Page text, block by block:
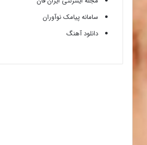
سامانه پیامک نوآوران
دانلود آهنگ